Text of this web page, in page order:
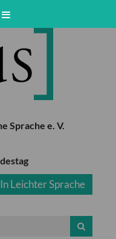
Sprache e. V.
In Leichter Sprache